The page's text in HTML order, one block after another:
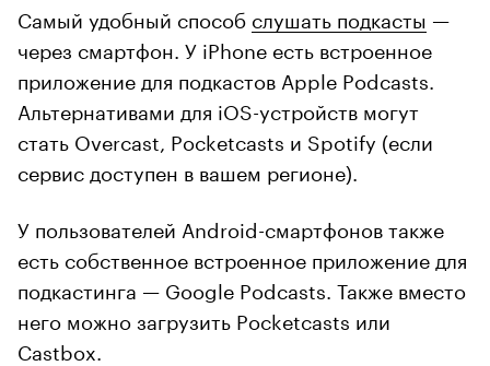
Самый удобный способ слушать подкасты —
через смартфон. У iPhone есть встроенное
приложение для подкастов Apple Podcasts.
Альтернативами для iOS-устройств могут
стать Overcast, Pocketcasts и Spotify (если
сервис доступен в вашем регионе).
У пользователей Android-смартфонов также
есть собственное встроенное приложение для
подкастинга — Google Podcasts. Также вместо
него можно загрузить Pocketcasts или
Castbox.